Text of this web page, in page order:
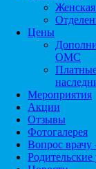
Женская
Цены
ОМС
Мероприятия
Акции
Отзывы
Фотогалерея
Вопрос